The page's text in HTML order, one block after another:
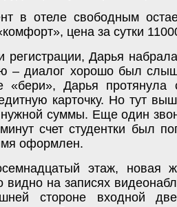
в отеле свободным
цена за сутки
регистрации, Дарья
– диалог хорошо был
«бери», Дарья протянула
карточку. Но тут
нужной суммы. Еще один
счет студентки был
оформлен.
этаж, новая
видно на записях
стороне входной